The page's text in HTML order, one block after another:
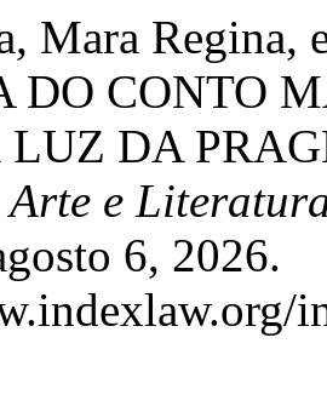
Mara Regina,
DO CONTO
LUZ DA
e
6, 2026.